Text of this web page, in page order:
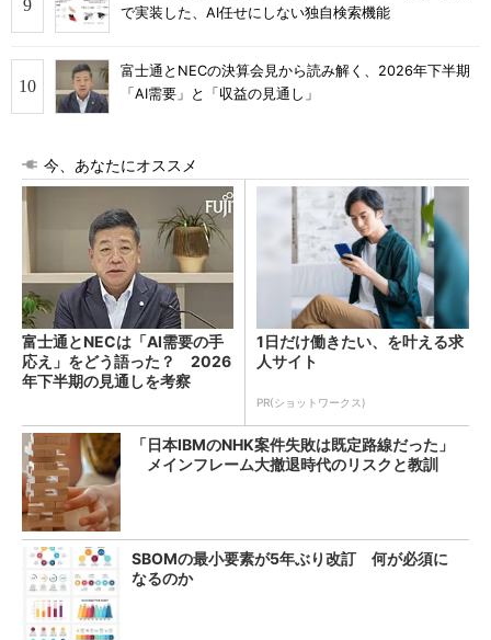
で実装した、AI任せにしない独自検索機能
富士通とNECの決算会見から読み解く、2026年下半期
「AI需要」と「収益の見通し」
今、あなたにオススメ
富士通とNECは「AI需要の手
応え」をどう語った？ 2026
年下半期の見通しを考察
1日だけ働きたい、を叶える求
人サイト
PR(ショットワークス)
「日本IBMのNHK案件失敗は既定路線だった」
メインフレーム大撤退時代のリスクと教訓
SBOMの最小要素が5年ぶり改訂 何が必須に
なるのか